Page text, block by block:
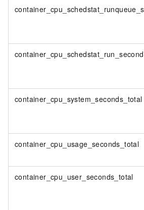
container_cpu_system_seconds_total
container_cpu_usage_seconds_total
container_cpu_user_seconds_total